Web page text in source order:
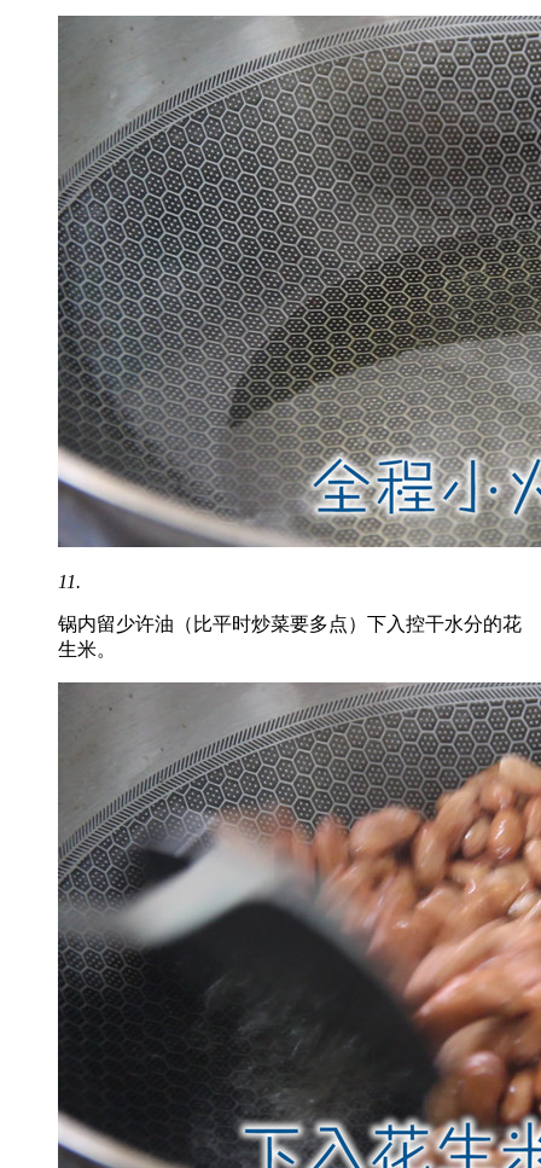
11.
锅内留少许油（比平时炒菜要多点）下入控干水分的花
生米。